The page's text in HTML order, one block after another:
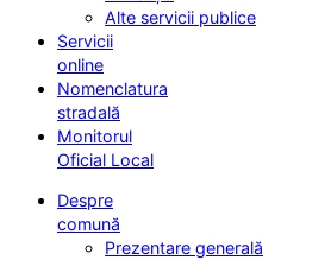
Alte servicii publice
Servicii
online
Nomenclatura
stradală
Monitorul
Oficial Local
Despre
comună
Prezentare generală